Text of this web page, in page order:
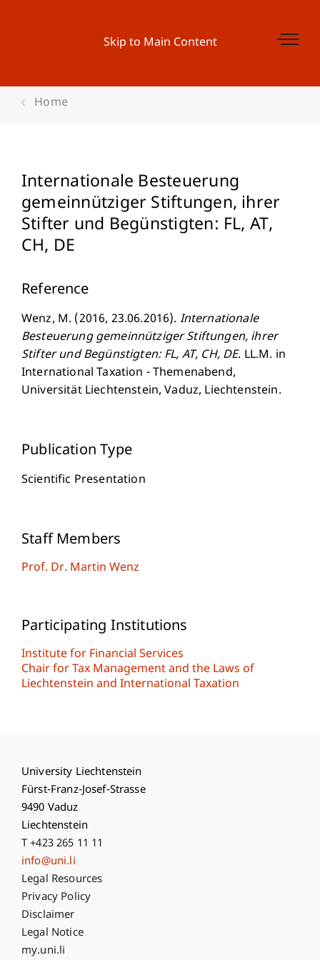
Skip to Main Content
Home
Internationale Besteuerung
gemeinnütziger Stiftungen, ihrer
Stifter und Begünstigten: FL, AT,
CH, DE
Reference
Wenz, M. (2016, 23.06.2016). Internationale
Besteuerung gemeinnütziger Stiftungen, ihrer
Stifter und Begünstigten: FL, AT, CH, DE. LL.M. in
International Taxation - Themenabend,
Universität Liechtenstein, Vaduz, Liechtenstein.
Publication Type
Scientific Presentation
Staff Members
Prof. Dr. Martin Wenz
Participating Institutions
Institute for Financial Services
Chair for Tax Management and the Laws of
Liechtenstein and International Taxation
University Liechtenstein
Fürst-Franz-Josef-Strasse
9490 Vaduz
Liechtenstein
T +423 265 11 11
info@uni.li
Fußzeile Rechtliche Hinweise
Legal Resources
Privacy Policy
Disclaimer
Legal Notice
Fußzeile Subdomain-Verzeichnis
my.uni.li